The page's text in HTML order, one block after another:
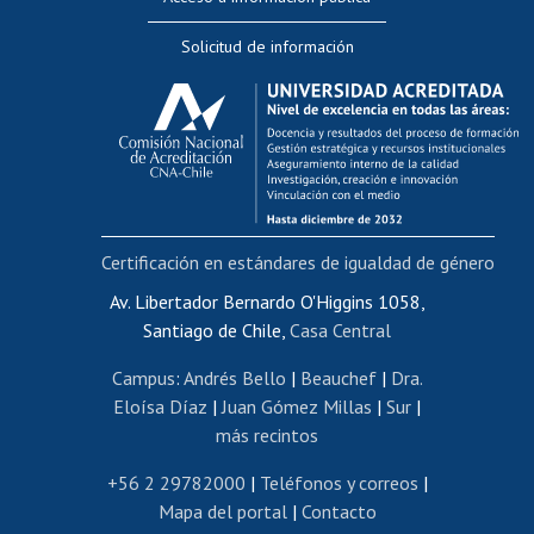
Editar Portafolio Académico
Evaluación docente
Calificación académica
Postulación al AUCAI
Funcionarias/os
Cursos internos de capacitación
Bienestar del personal
Portal de movilidad interna
Certificado de renta
Certificado de renta honorarios
Editar páginas blancas
Extranjeras/os
Revalidación y reconocimiento de títulos
Postulación al Programa de Movilidad Estudiantil
Solicitud de información
Av. Libertador Bernardo O'Higgins 1058,
Santiago de Chile, Casa Central
Campus: Andrés Bello | Beauchef| Dra.
Eloísa Díaz | Juan Gómez Millas | Sur |
más recintos
+56 2 29782000 | Teléfonos y correos |
Mapa del portal| Contacto
Certificación en estándares de igualdad de género